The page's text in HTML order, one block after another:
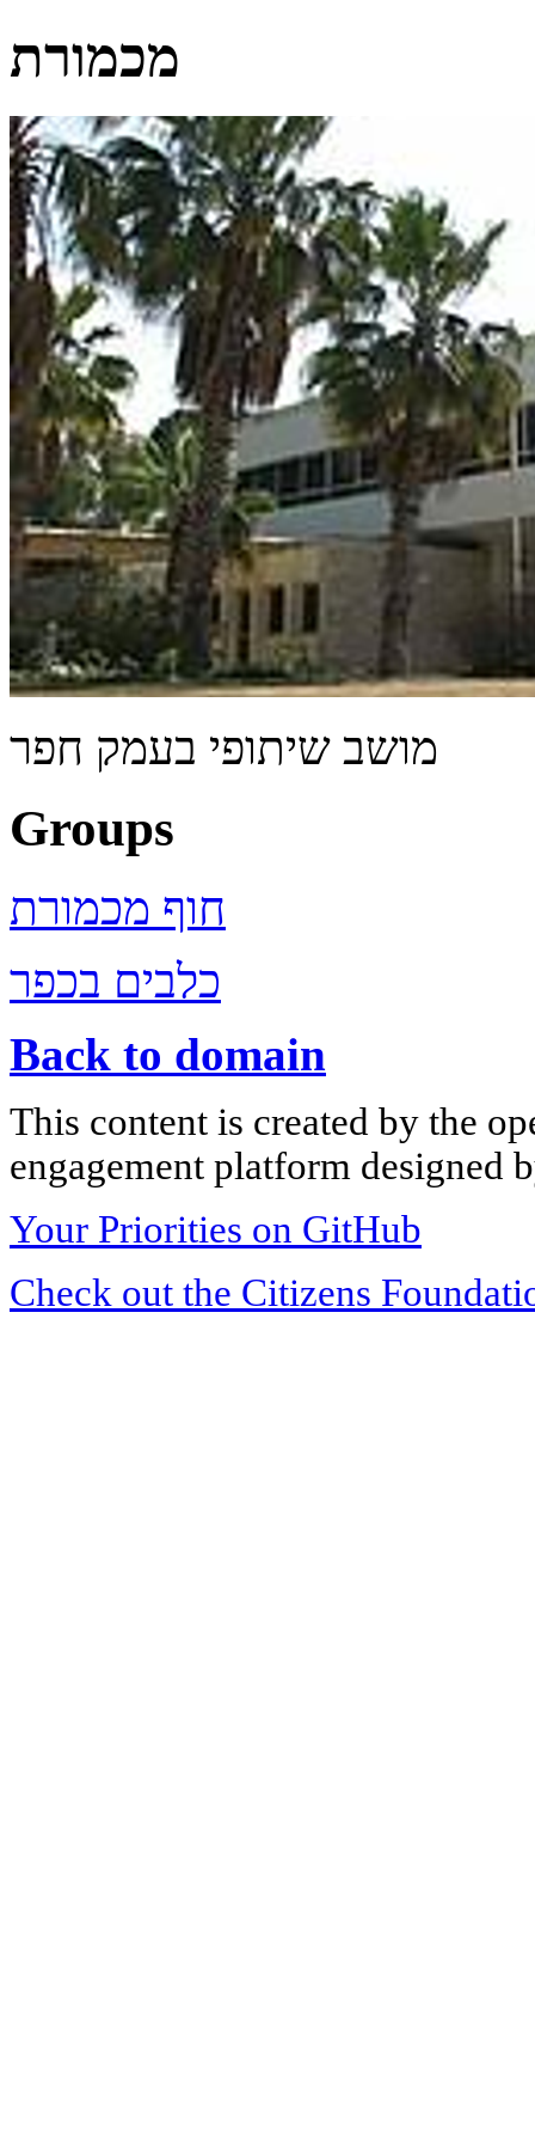
מכמורת
מושב שיתופי בעמק חפר
Groups
חוף מכמורת
כלבים בכפר
Back to domain
This content is created by the
engagement platform designed
Your Priorities on GitHub
Check out the Citizens